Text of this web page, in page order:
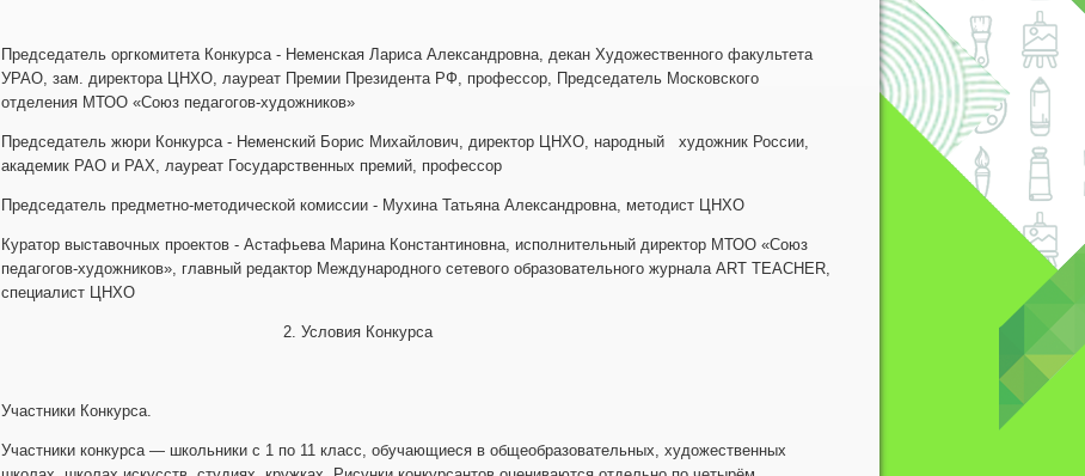
Председатель оргкомитета Конкурса - Неменская Лариса Александровна, декан Художественного факультета
УРАО, зам. директора ЦНХО, лауреат Премии Президента РФ, профессор, Председатель Московского
отделения МТОО «Союз педагогов-художников»
Председатель жюри Конкурса - Неменский Борис Михайлович, директор ЦНХО, народный художник России,
академик РАО и РАХ, лауреат Государственных премий, профессор
Председатель предметно-методической комиссии - Мухина Татьяна Александровна, методист ЦНХО
Куратор выставочных проектов - Астафьева Марина Константиновна, исполнительный директор МТОО «Союз
педагогов-художников», главный редактор Международного сетевого образовательного журнала ART TEACHER,
специалист ЦНХО
2. Условия Конкурса
Участники Конкурса.
Участники конкурса — школьники с 1 по 11 класс, обучающиеся в общеобразовательных, художественных